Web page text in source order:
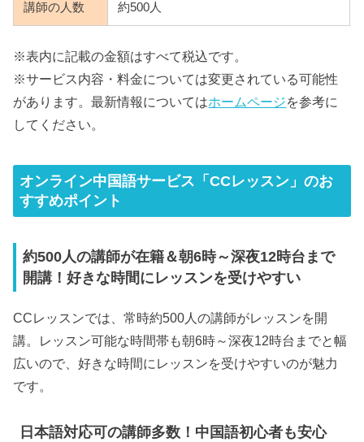
講師の人数 約500人
※表内に記載の金額はすべて税込です。
※サービス内容・料金については変更されている可能性
があります。最新情報についてはホームページを参考に
してください。
オンライン中国語サービス「CCレッスン」のお
すすめポイント
約500人の講師が在籍＆朝6時～深夜12時台まで
開講！好きな時間にレッスンを受けやすい
CCレッスンでは、常時約500人の講師がレッスンを開
講。レッスン可能な時間帯も朝6時～深夜12時台までと幅
広いので、好きな時間にレッスンを受けやすいのが魅力
です。
日本語対応可の講師多数！中国語初心者も安心